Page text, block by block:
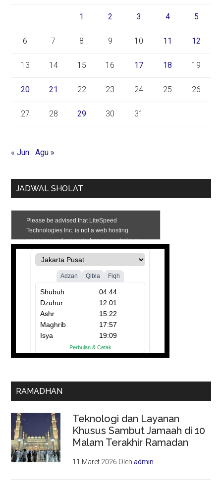
1 2 3 4 5
6 7 8 9 10 11 12
13 14 15 16 17 18 19
20 21 22 23 24 25 26
27 28 29 30 31
« Jun Agu »
JADWAL SHOLAT
RAMADHAN
Teknologi dan Layanan
Khusus Sambut Jamaah di 10
Malam Terakhir Ramadan
11 Maret 2026 Olehadmin